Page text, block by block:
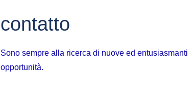
contatto
Sono sempre alla ricerca di nuove ed entusiasmanti
opportunità.